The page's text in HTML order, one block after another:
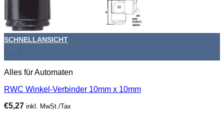
+
SCHNELLANSICHT
Alles für Automaten
RWC Winkel-Verbinder 10mm x 10mm
€5,27 inkl. MwSt./Tax